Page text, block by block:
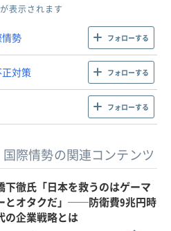
表示されます
勢 フォローする
対策 フォローする
フォローする
際情勢の関連コンテンツ
下徹氏「日本を救うのはゲーマ
とオタクだ」──防衛費9兆円時
の企業戦略とは